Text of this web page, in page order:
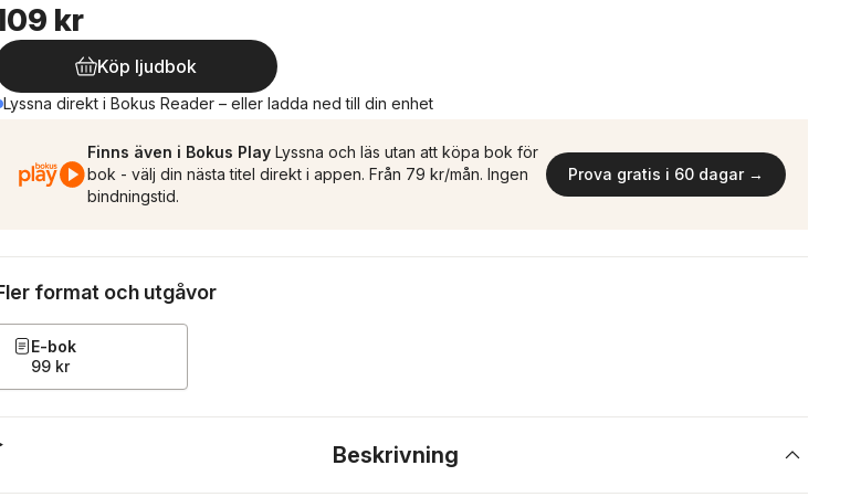
kr
Köp ljudbok
Lyssna direkt i Bokus Reader – eller ladda ned till din enhet
Finns även i Bokus Play Lyssna och läs utan att köpa bok för
bok - välj din nästa titel direkt i appen. Från 79 kr/mån. Ingen
bindningstid.
Prova gratis i 60 dagar →
format och utgåvor
E-bok
99 kr
Beskrivning